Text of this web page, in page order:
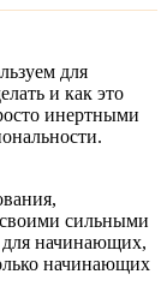
для
и как это
инертными
сильными
начинающих,
начинающих